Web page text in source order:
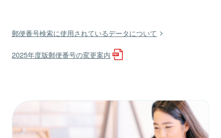
郵便番号検索に使用されているデータについて
2025年度版郵便番号の変更案内